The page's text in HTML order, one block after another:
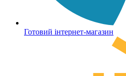
Готовий інтернет-магазин